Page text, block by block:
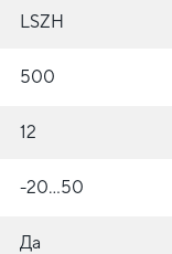
LSZH
500
12
-20...50
Да